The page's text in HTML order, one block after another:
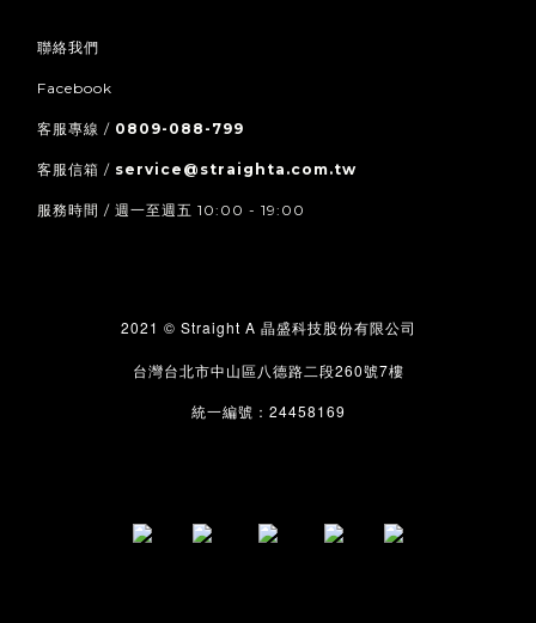
聯絡我們
Facebook
客服專線 / 0809-088-799
客服信箱 / service@straighta.com.tw
服務時間 / 週一至週五 10:00 - 19:00
2021 © Straight A 晶盛科技股份有限公司
台灣台北市中山區八德路二段260號7樓
統一編號： 24458169